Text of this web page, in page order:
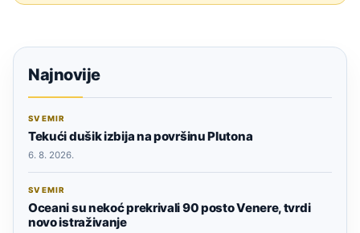
Najnovije
SVEMIR
Tekući dušik izbija na površinu Plutona
6. 8. 2026.
SVEMIR
Oceani su nekoć prekrivali 90 posto Venere, tvrdi
novo istraživanje